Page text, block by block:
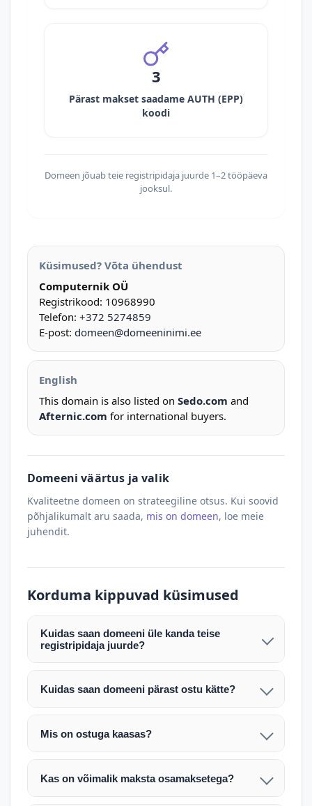
3
Pärast makset saadame AUTH (EPP)
koodi
Domeen jõuab teie registripidaja juurde 1–2 tööpäeva
jooksul.
Küsimused? Võta ühendust
Computernik OÜ
Registrikood: 10968990
Telefon: +372 5274859
E-post: domeen@domeeninimi.ee
English
This domain is also listed on Sedo.com and
Afternic.com for international buyers.
Domeeni väärtus ja valik
Kvaliteetne domeen on strateegiline otsus. Kui soovid
põhjalikumalt aru saada, mis on domeen, loe meie
juhendit.
Korduma kippuvad küsimused
Kuidas saan domeeni üle kanda teise
registripidaja juurde?
Pärast makse laekumist edastame teile domeeni
AUTH (EPP) koodi. Selle abil saate domeeni üle
Domeeni ülekandmine toimub registripidajate
tööpäeva. Täpsemad juhised saadetakse teile e-
posti teel pärast tehingu kinnitamist.
Kuidas saan domeeni pärast ostu kätte?
Pärast ostu vormistamist väljastame arve.
Maksekinnituse järel edastame teile domeeni
enda valitud registripidaja juurde.
Mis on ostuga kaasas?
Ostuga kaasas on domeeninime omandiõigus.
Veebimajutust ja e-posti teenuseid tuleb tellida
Kas on võimalik maksta osamaksetega?